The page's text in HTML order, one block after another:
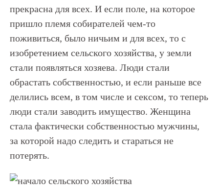
прекрасна для всех. И если поле, на которое
пришло племя собирателей чем-то
поживиться, было ничьим и для всех, то с
изобретением сельского хозяйства, у земли
стали появляться хозяева. Люди стали
обрастать собственностью, и если раньше все
делились всем, в том числе и сексом, то теперь
люди стали заводить имущество. Женщина
стала фактически собственностью мужчины,
за которой надо следить и стараться не
потерять.